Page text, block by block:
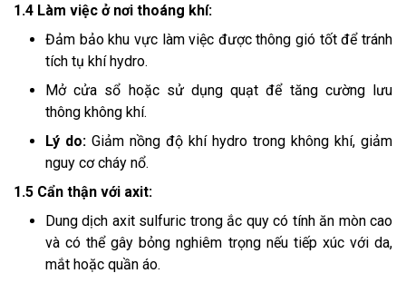
1.4 Làm việc ở nơi thoáng khí:
Đảm bảo khu vực làm việc được thông gió tốt để tránh
tích tụ khí hydro.
Mở cửa sổ hoặc sử dụng quạt để tăng cường lưu
thông không khí.
Lý do: Giảm nồng độ khí hydro trong không khí, giảm
nguy cơ cháy nổ.
1.5 Cẩn thận với axit:
Dung dịch axit sulfuric trong ắc quy có tính ăn mòn cao
và có thể gây bỏng nghiêm trọng nếu tiếp xúc với da,
mắt hoặc quần áo.